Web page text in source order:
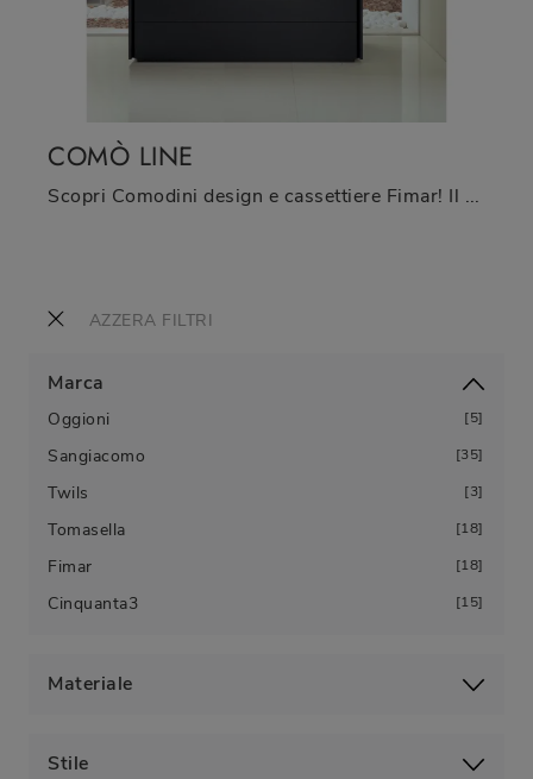
AZZERA FILTRI
Marca
Oggioni 5
Sangiacomo 35
Twils 3
Tomasella 18
Fimar 18
Cinquanta3 15
Materiale
Stile
COMÒ LINE
Scopri Comodini design e cassettiere Fimar! Il modello Comò Line realizzato in legno è la soluzione ottimale.